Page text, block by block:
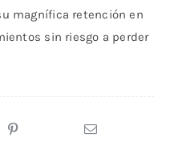
magnífica retención en
sin riesgo a perder